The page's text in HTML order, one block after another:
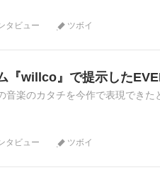
タビュー ツボイ
『willco』で提示した
音楽のカタチを今作で表現でき
タビュー ツボイ